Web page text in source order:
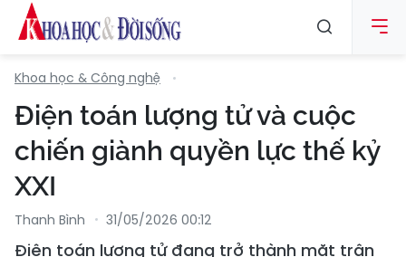
Khoa học & Công nghệ
Điện toán lượng tử và cuộc
chiến giành quyền lực thế kỷ
XXI
Thanh Bình 31/05/2026 00:12
Điện toán lượng tử đang trở thành mặt trận